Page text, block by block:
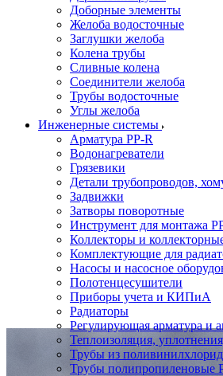
Доборные элементы
Желоба водосточные
Заглушки желоба
Колена трубы
Сливные колена
Соединители желоба
Трубы водосточные
Углы желоба
Инженерные системы
Арматура PP-R
Водонагреватели
Грязевики
Детали трубопроводов,
Задвижки
Затворы поворотные
Инструмент для монтажа
Коллекторы и
Комплектующие для
Насосы и насосное
Полотенцесушители
Приборы учета и КИПиА
Радиаторы
Регулирующая арматура и
Теплоизоляция,
Трубы из
Трубы полипропиленовые